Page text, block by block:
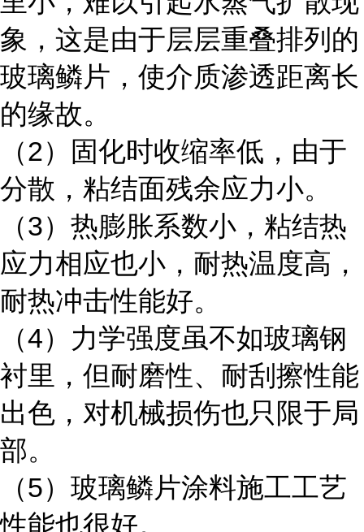
象，这是由于层层重叠排列的
玻璃鳞片，使介质渗透距离长
的缘故。
（2）固化时收缩率低，由于
分散，粘结面残余应力小。
（3）热膨胀系数小，粘结热
应力相应也小，耐热温度高，
耐热冲击性能好。
（4）力学强度虽不如玻璃钢
衬里，但耐磨性、耐刮擦性能
出色，对机械损伤也只限于局
部。
（5）玻璃鳞片涂料施工工艺
性能也很好。